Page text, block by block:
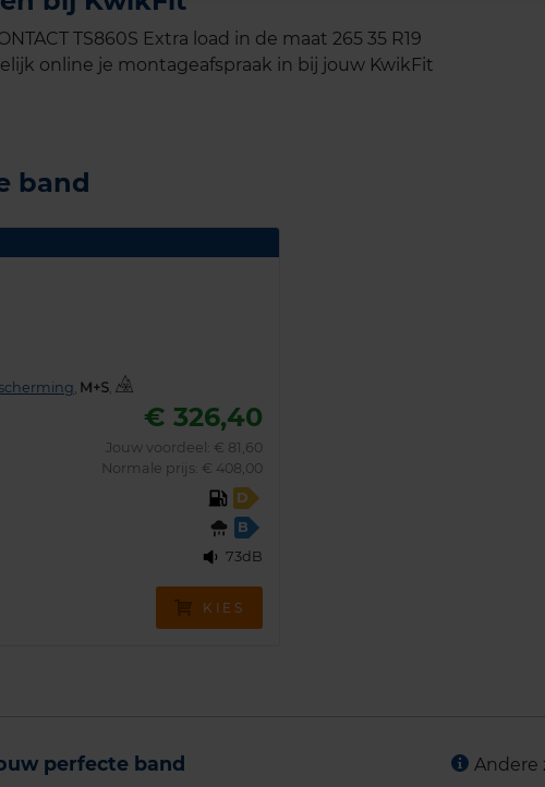
TS860S Extra load in de maat 265 35 R19
online je montageafspraak in bij jouw KwikFit
band
,
€ 326,40
Jouw voordeel: € 81,60
Normale prijs: € 408,00
D
B
73dB
KIES
perfecte band Andere